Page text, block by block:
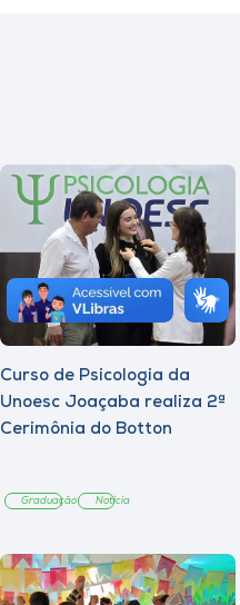
Curso de Psicologia da
Unoesc Joaçaba realiza 2ª
Cerimônia do Botton
Graduação Notícia